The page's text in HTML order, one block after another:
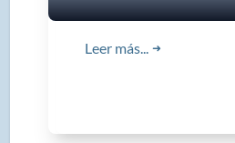
Leer más... ➜